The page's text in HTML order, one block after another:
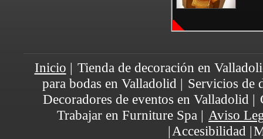
Inicio | Tienda de decoración en
para bodas en Valladolid | Servicios de
Decoradores de eventos en Valladolid |
Trabajar en Furniture Spa | Aviso
| Accesibilidad |